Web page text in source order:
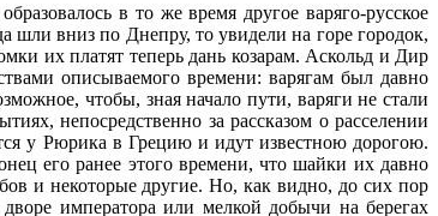
в то же время другое варяго-русское
вниз по Днепру, то увидели на горе городок,
их платят теперь дань козарам. Аскольд и Дир
описываемого времени: варягам был давно
чтобы, зная начало пути, варяги не стали
непосредственно за рассказом о расселении
у Рюрика в Грецию и идут известною дорогою.
его ранее этого времени, что шайки их давно
и некоторые другие. Но, как видно, до сих пор
императора или мелкой добычи на берегах